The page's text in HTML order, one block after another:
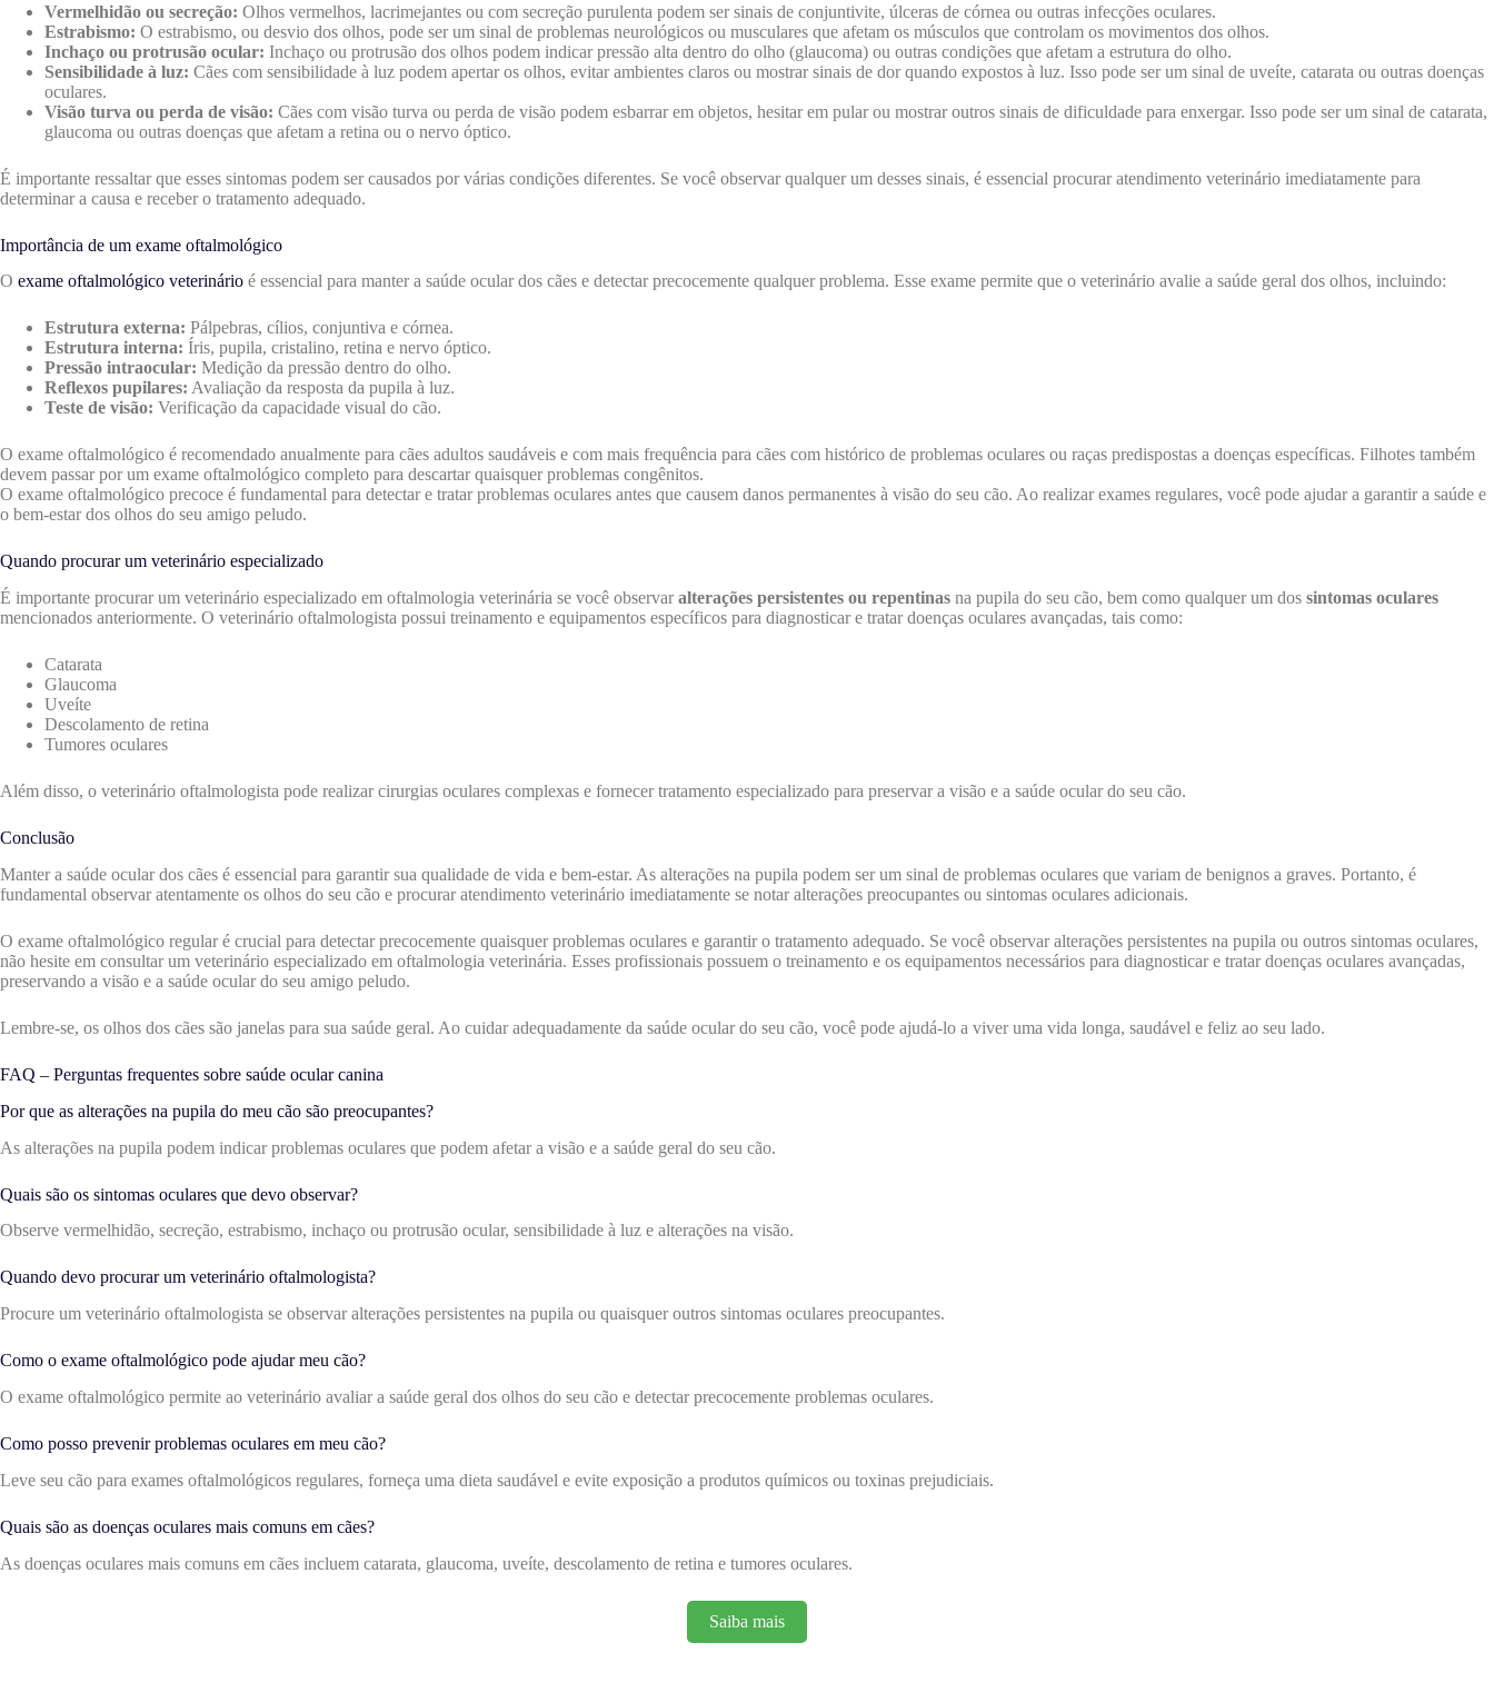
Vermelhidão ou secreção: Olhos vermelhos, lacrimejantes ou com secreção purulenta podem ser sinais de conjuntivite, úlceras de córnea ou outras infecções oculares.
Estrabismo: O estrabismo, ou desvio dos olhos, pode ser um sinal de problemas neurológicos ou musculares que afetam os músculos que controlam os movimentos dos olhos.
Inchaço ou protrusão ocular: Inchaço ou protrusão dos olhos podem indicar pressão alta dentro do olho (glaucoma) ou outras condições que afetam a estrutura do olho.
Sensibilidade à luz: Cães com sensibilidade à luz podem apertar os olhos, evitar ambientes claros ou mostrar sinais de dor quando expostos à luz. Isso pode ser um sinal de uveíte, catarata ou outras doenças
oculares.
Visão turva ou perda de visão: Cães com visão turva ou perda de visão podem esbarrar em objetos, hesitar em pular ou mostrar outros sinais de dificuldade para enxergar. Isso pode ser um sinal de catarata,
glaucoma ou outras doenças que afetam a retina ou o nervo óptico.
É importante ressaltar que esses sintomas podem ser causados por várias condições diferentes. Se você observar qualquer um desses sinais, é essencial procurar atendimento veterinário imediatamente para
determinar a causa e receber o tratamento adequado.
Importância de um exame oftalmológico
O exame oftalmológico veterinário é essencial para manter a saúde ocular dos cães e detectar precocemente qualquer problema. Esse exame permite que o veterinário avalie a saúde geral dos olhos, incluindo:
Estrutura externa: Pálpebras, cílios, conjuntiva e córnea.
Estrutura interna: Íris, pupila, cristalino, retina e nervo óptico.
Pressão intraocular: Medição da pressão dentro do olho.
Reflexos pupilares: Avaliação da resposta da pupila à luz.
Teste de visão: Verificação da capacidade visual do cão.
O exame oftalmológico é recomendado anualmente para cães adultos saudáveis e com mais frequência para cães com histórico de problemas oculares ou raças predispostas a doenças específicas. Filhotes também
devem passar por um exame oftalmológico completo para descartar quaisquer problemas congênitos.
O exame oftalmológico precoce é fundamental para detectar e tratar problemas oculares antes que causem danos permanentes à visão do seu cão. Ao realizar exames regulares, você pode ajudar a garantir a saúde e
o bem-estar dos olhos do seu amigo peludo.
Quando procurar um veterinário especializado
É importante procurar um veterinário especializado em oftalmologia veterinária se você observaralterações persistentes ou repentinas na pupila do seu cão, bem como qualquer um dos sintomas oculares
mencionados anteriormente. O veterinário oftalmologista possui treinamento e equipamentos específicos para diagnosticar e tratar doenças oculares avançadas, tais como:
Catarata
Glaucoma
Uveíte
Descolamento de retina
Tumores oculares
Além disso, o veterinário oftalmologista pode realizar cirurgias oculares complexas e fornecer tratamento especializado para preservar a visão e a saúde ocular do seu cão.
Conclusão
Manter a saúde ocular dos cães é essencial para garantir sua qualidade de vida e bem-estar. As alterações na pupila podem ser um sinal de problemas oculares que variam de benignos a graves. Portanto, é
fundamental observar atentamente os olhos do seu cão e procurar atendimento veterinário imediatamente se notar alterações preocupantes ou sintomas oculares adicionais.
O exame oftalmológico regular é crucial para detectar precocemente quaisquer problemas oculares e garantir o tratamento adequado. Se você observar alterações persistentes na pupila ou outros sintomas oculares,
não hesite em consultar um veterinário especializado em oftalmologia veterinária. Esses profissionais possuem o treinamento e os equipamentos necessários para diagnosticar e tratar doenças oculares avançadas,
preservando a visão e a saúde ocular do seu amigo peludo.
Lembre-se, os olhos dos cães são janelas para sua saúde geral. Ao cuidar adequadamente da saúde ocular do seu cão, você pode ajudá-lo a viver uma vida longa, saudável e feliz ao seu lado.
FAQ – Perguntas frequentes sobre saúde ocular canina
Por que as alterações na pupila do meu cão são preocupantes?
As alterações na pupila podem indicar problemas oculares que podem afetar a visão e a saúde geral do seu cão.
Quais são os sintomas oculares que devo observar?
Observe vermelhidão, secreção, estrabismo, inchaço ou protrusão ocular, sensibilidade à luz e alterações na visão.
Quando devo procurar um veterinário oftalmologista?
Procure um veterinário oftalmologista se observar alterações persistentes na pupila ou quaisquer outros sintomas oculares preocupantes.
Como o exame oftalmológico pode ajudar meu cão?
O exame oftalmológico permite ao veterinário avaliar a saúde geral dos olhos do seu cão e detectar precocemente problemas oculares.
Como posso prevenir problemas oculares em meu cão?
Leve seu cão para exames oftalmológicos regulares, forneça uma dieta saudável e evite exposição a produtos químicos ou toxinas prejudiciais.
Quais são as doenças oculares mais comuns em cães?
As doenças oculares mais comuns em cães incluem catarata, glaucoma, uveíte, descolamento de retina e tumores oculares.
Saiba mais